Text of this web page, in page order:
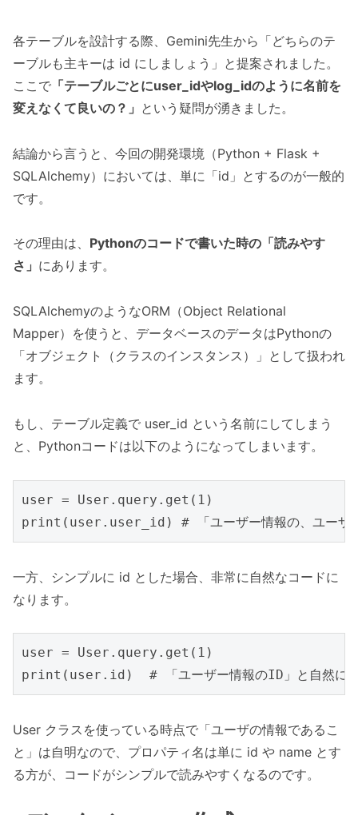
各テーブルを設計する際、Gemini先生から「どちらのテ
ーブルも主キーは id にしましょう」と提案されました。
ここで 「テーブルごとにuser_idやlog_idのように名前を
変えなくて良いの？」 という疑問が湧きました。
結論から言うと、今回の開発環境（Python + Flask +
SQLAlchemy）においては、単に「id」とするのが一般的
です。
その理由は、 Pythonのコードで書いた時の「読みやす
さ」 にあります。
SQLAlchemyのようなORM（Object Relational
Mapper）を使うと、データベースのデータはPythonの
「オブジェクト（クラスのインスタンス）」として扱われ
ます。
もし、テーブル定義で user_id という名前にしてしまう
と、Pythonコードは以下のようになってしまいます。
user = User.query.get(1)
一方、シンプルに id とした場合、非常に自然なコードに
なります。
user = User.query.get(1)
User クラスを使っている時点で「ユーザの情報であるこ
と」は自明なので、プロパティ名は単に id や name とす
る方が、コードがシンプルで読みやすくなるのです。